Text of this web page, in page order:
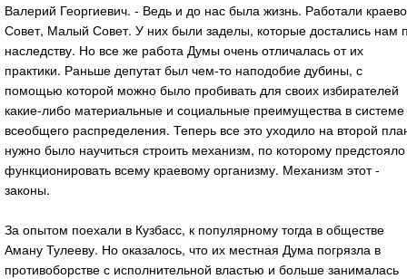
Валерий Георгиевич. - Ведь и до нас была жизнь. Работали
Совет, Малый Совет. У них были заделы, которые достались нам
наследству. Но все же работа Думы очень отличалась от их
практики. Раньше депутат был чем-то наподобие дубины, с
помощью которой можно было пробивать для своих избирателей
какие-либо материальные и социальные преимущества в системе
всеобщего распределения. Теперь все это уходило на второй
нужно было научиться строить механизм, по которому предстояло
функционировать всему краевому организму. Механизм этот -
законы.
За опытом поехали в Кузбасс, к популярному тогда в обществе
Аману Тулееву. Но оказалось, что их местная Дума погрязла в
противоборстве с исполнительной властью и больше занималась